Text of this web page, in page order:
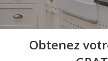
Obtenez